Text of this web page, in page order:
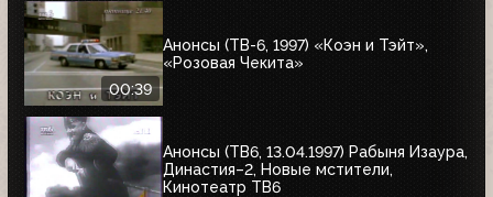
00:39
Анонсы (ТВ-6, 1997) «Коэн и Тэйт»,
«Розовая Чекита»
Анонсы (ТВ6, 13.04.1997) Рабыня Изаура,
Династия–2, Новые мстители,
Кинотеатр ТВ6